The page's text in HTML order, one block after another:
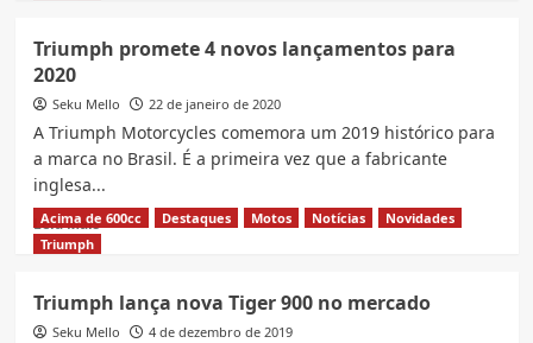
Tiger
chega
ao
Brasil:
Tudo
que
mudou
e
preço
Triumph promete 4 novos lançamentos para
2020
Seku Mello 22 de janeiro de 2020
A Triumph Motorcycles comemora um 2019 histórico para
a marca no Brasil. É a primeira vez que a fabricante
inglesa...
Leia MaisRead
promete
4
Acima de 600cc Destaques Motos Notícias
Novidades
Triumph
Triumph lança nova Tiger 900 no mercado
Seku Mello 4 de dezembro de 2019